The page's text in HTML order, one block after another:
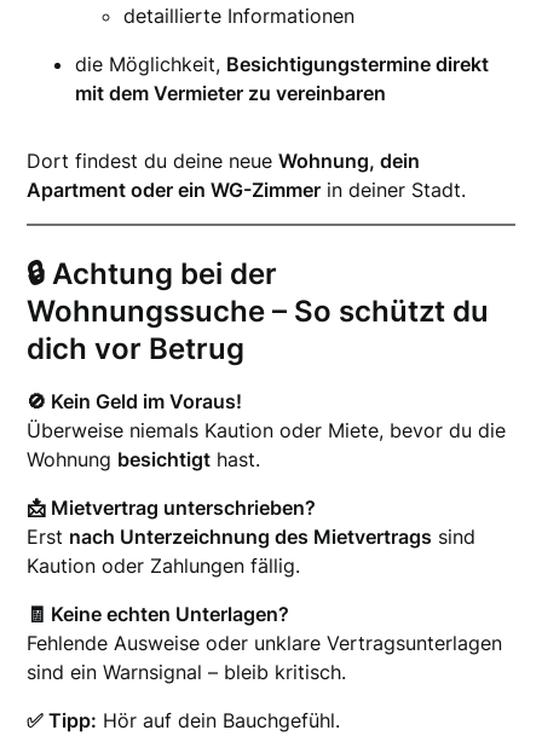
detaillierte Informationen
die Möglichkeit, Besichtigungstermine direkt
mit dem Vermieter zu vereinbaren
Dort findest du deine neueWohnung, dein
Apartment oder ein WG-Zimmer in deiner Stadt.
🔒 Achtung bei der
Wohnungssuche – So schützt du
dich vor Betrug
🚫 Kein Geld im Voraus!
Überweise niemals Kaution oder Miete, bevor du die
Wohnung besichtigt hast.
📩 Mietvertrag unterschrieben?
Erst nach Unterzeichnung des Mietvertrags sind
Kaution oder Zahlungen fällig.
🧾 Keine echten Unterlagen?
Fehlende Ausweise oder unklare Vertragsunterlagen
sind ein Warnsignal – bleib kritisch.
✅ Tipp: Hör auf dein Bauchgefühl.